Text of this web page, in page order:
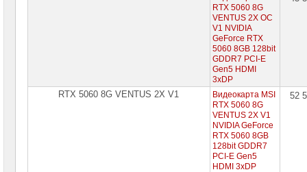
RTX 5060 8G
VENTUS 2X OC
V1 NVIDIA
GeForce RTX
5060 8GB 128bit
GDDR7 PCI-E
Gen5 HDMI
3xDP
RTX 5060 8G VENTUS 2X V1
Видеокарта MSI
RTX 5060 8G
VENTUS 2X V1
NVIDIA GeForce
RTX 5060 8GB
128bit GDDR7
PCI-E Gen5
HDMI 3xDP
52